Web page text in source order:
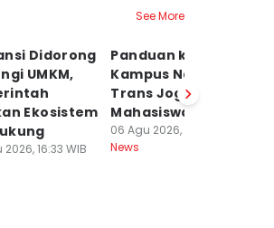
See More
Didorong
UMKM,
Ekosistem
16:33 WIB
Panduan ke
Kampus Naik
Trans Jogja buat
Mahasiswa Baru
06 Agu 2026, 16:20 WIB
News